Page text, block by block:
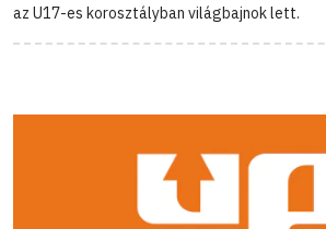
az U17-es korosztályban világbajnok lett.